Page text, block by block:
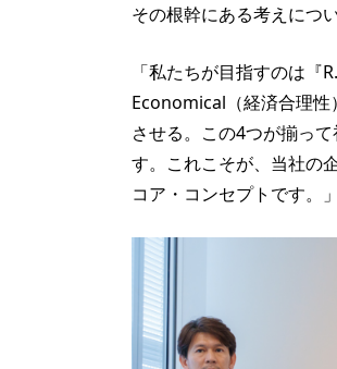
その根幹にある考えにつ
「私たちが目指すのは『
Economical（経済合理性
させる。この4つが揃っ
す。これこそが、当社の
コア・コンセプトです。」